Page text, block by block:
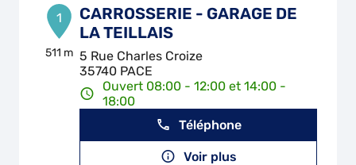
1
511 m
CARROSSERIE - GARAGE DE
LA TEILLAIS
5 Rue Charles Croize
35740 PACE
Ouvert 08:00 - 12:00 et 14:00 -
18:00
Téléphone
Voir plus